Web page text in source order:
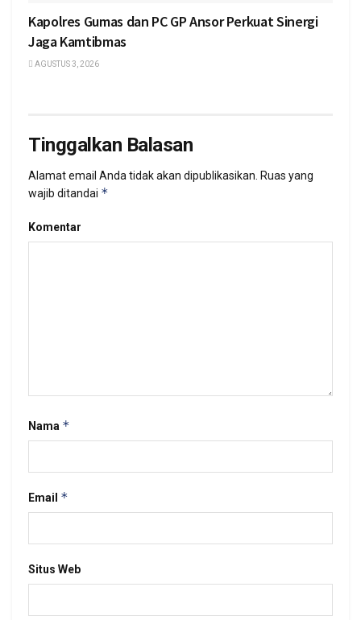
Kapolres Gumas dan PC GP Ansor Perkuat Sinergi
Jaga Kamtibmas
AGUSTUS 3, 2026
Tinggalkan Balasan
Alamat email Anda tidak akan dipublikasikan. Ruas yang
wajib ditandai *
Komentar
Nama *
Email *
Situs Web